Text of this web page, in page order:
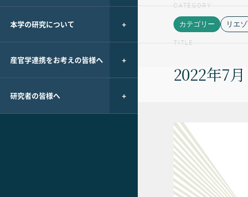
本学の研究について
産官学連携をお考えの皆様へ
研究者の皆様へ
CATEGORY
カテゴリー リエ
TITLE
2022年7